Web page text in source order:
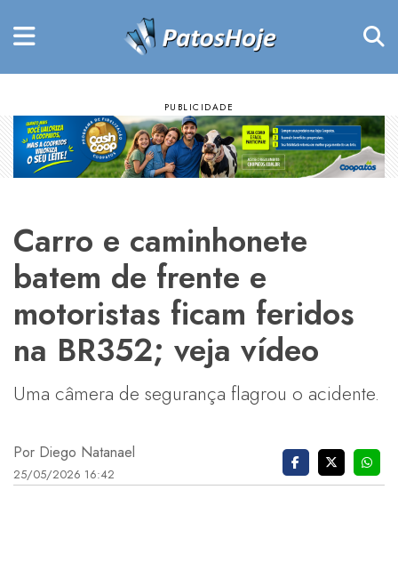
Carro e caminhonete
batem de frente e
motoristas ficam feridos
na BR352; veja vídeo
Uma câmera de segurança flagrou o acidente.
Por Diego Natanael
25/05/2026 16:42